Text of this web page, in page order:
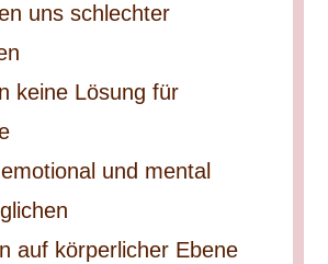
uns schlechter
keine Lösung für
und mental
auf körperlicher Ebene